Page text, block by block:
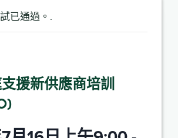
已通過。.
援新供應商培訓